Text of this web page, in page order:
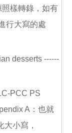
樣轉錄，如有
行大寫的處
desserts ------
PCC PS
A：也就
小寫，